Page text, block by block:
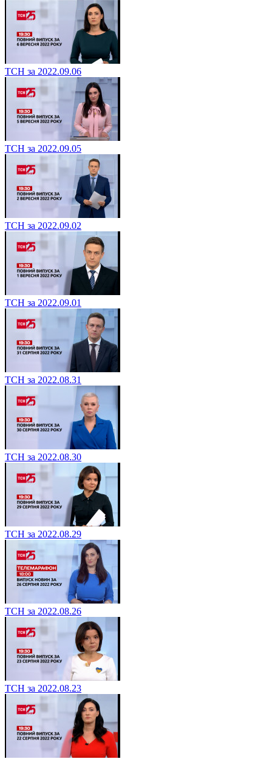
ТСН за 2022.09.06
ТСН за 2022.09.05
ТСН за 2022.09.02
ТСН за 2022.09.01
ТСН за 2022.08.31
ТСН за 2022.08.30
ТСН за 2022.08.29
ТСН за 2022.08.26
ТСН за 2022.08.23